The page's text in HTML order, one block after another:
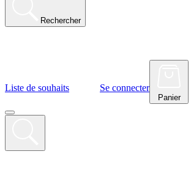
Rechercher
Liste de souhaits Se connecter
Panier